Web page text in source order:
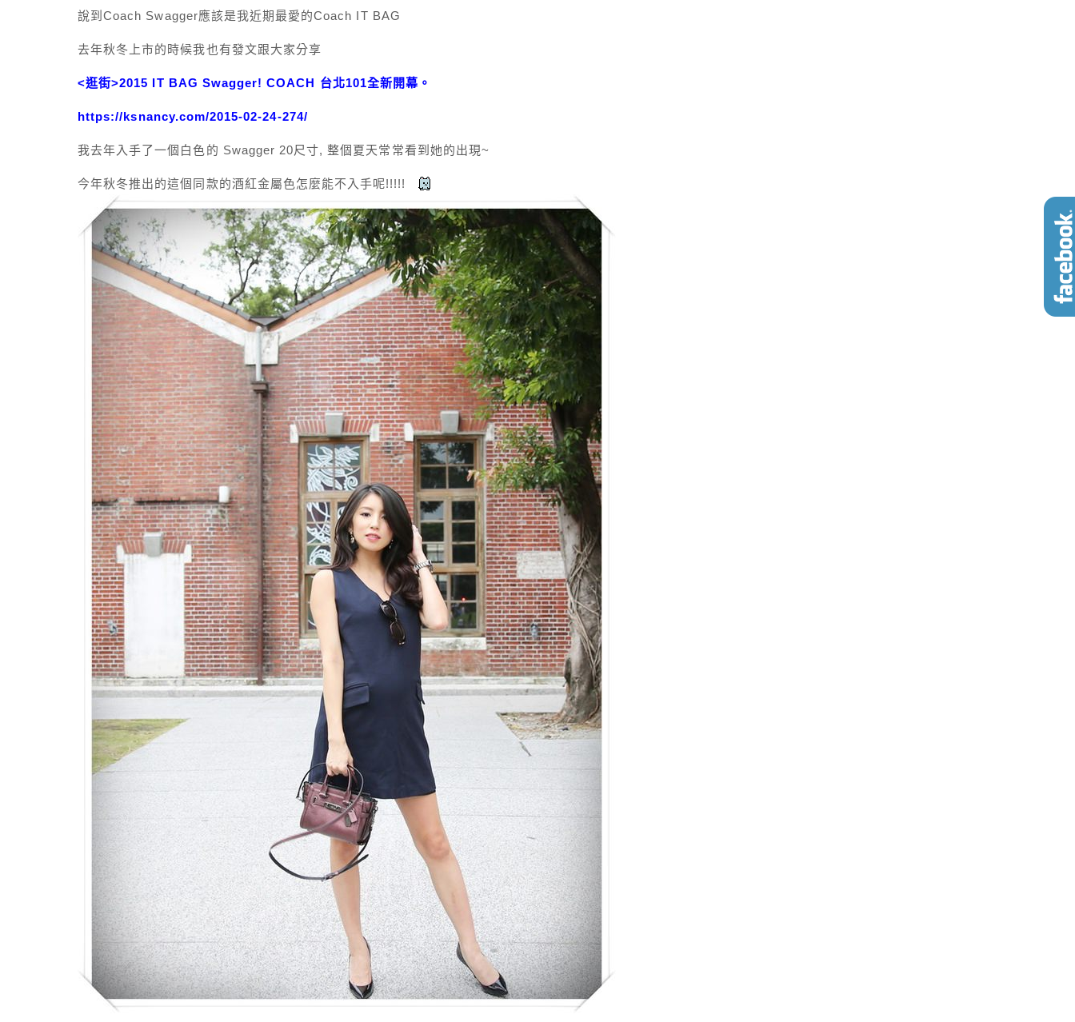
說到Coach Swagger應該是我近期最愛的Coach IT BAG
去年秋冬上市的時候我也有發文跟大家分享
<逛街>2015 IT BAG Swagger! COACH 台北101全新開幕。
https://ksnancy.com/2015-02-24-274/
我去年入手了一個白色的 Swagger 20尺寸, 整個夏天常常看到她的出現~
今年秋冬推出的這個同款的酒紅金屬色怎麼能不入手呢!!!!!